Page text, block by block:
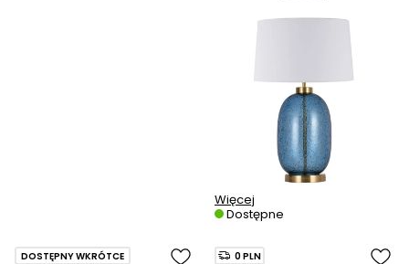
Więcej
Dostępne
DOSTĘPNY WKRÓTCE 0 PLN